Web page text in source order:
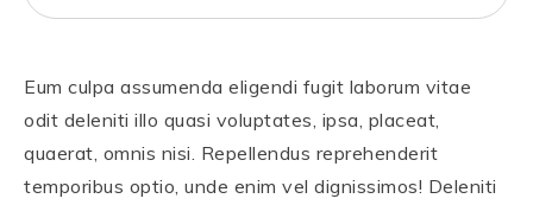
Eum culpa assumenda eligendi fugit laborum vitae
odit deleniti illo quasi voluptates, ipsa, placeat,
quaerat, omnis nisi. Repellendus reprehenderit
temporibus optio, unde enim vel dignissimos! Deleniti